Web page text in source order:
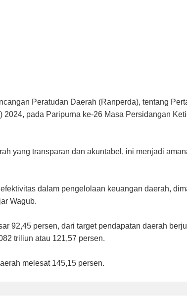
Peratudan Daerah (Ranperda), tentang
pada Paripurna ke-26 Masa Persidangan
yang transparan dan akuntabel, ini menjadi
dalam pengelolaan keuangan daerah,
Wagub.
92,45 persen, dari target pendapatan daerah
triliun atau 121,57 persen.
melesat 145,15 persen.